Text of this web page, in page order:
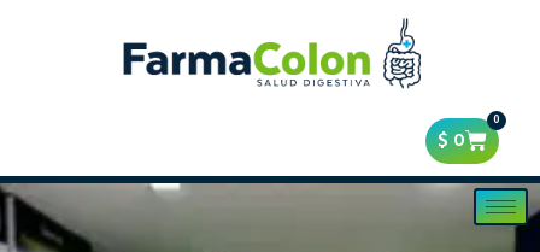
$0
0